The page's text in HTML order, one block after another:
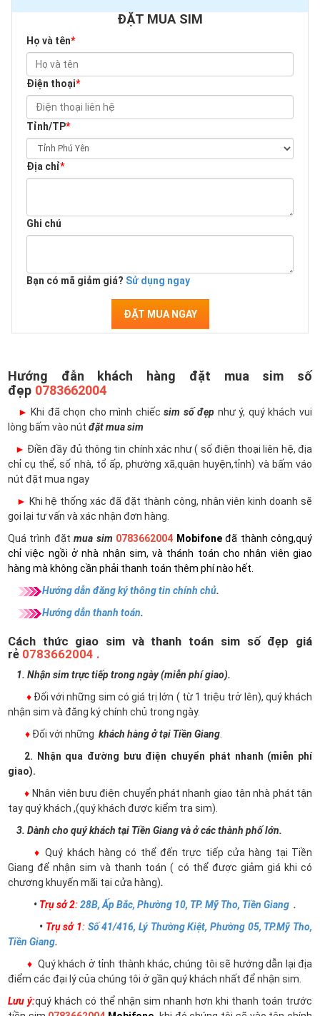
ĐẶT MUA SIM
Họ và tên*
Điện thoại*
Tỉnh/TP*
Địa chỉ*
Ghi chú
Bạn có mã giảm giá? Sử dụng ngay
ĐẶT MUA NGAY
Hướng đẫn khách hàng đặt mua sim số
đẹp 0783662004
► Khi đã chọn cho mình chiếcsim số đẹp như ý, quý khách vui
lòng bấm vào nút đặt mua sim
► Điền đầy đủ thông tin chính xác như ( số điện thoại liên hệ, địa
chỉ cụ thể, số nhà, tổ ấp, phường xã,quận huyện,tỉnh) và bấm váo
nút đặt mua ngay
► Khi hệ thống xác đã đặt thành công, nhân viên kinh doanh sẽ
gọi lại tư vấn và xác nhận đơn hàng.
Quá trình đặtmua sim 0783662004 Mobifoneđã thành công,quý
chỉ việc ngồi ở nhà nhận sim, và thánh toán cho nhân viên giao
hàng mà không cần phải thanh toán thêm phí nào hết.
Hướng dẫn đăng ký thông tin chính chủ.
Hướng dẫn thanh toán.
Cách thức giao sim và thanh toán sim số đẹp giá
rẻ 0783662004 .
1. Nhận sim trực tiếp trong ngày (miễn phí giao).
♦ Đối với những sim có giá trị lớn ( từ 1 triệu trở lên), quý khách
nhận sim và đăng ký chính chủ trong ngày.
♦ Đối với những khách hàng ở tại Tiền Giang
2. Nhận qua đường bưu điện chuyển phát nhanh (miễn phí
giao).
♦ Nhân viên bưu điện chuyển phát nhanh giao tận nhà phát tận
tay quý khách ,(quý khách được kiểm tra sim).
3. Dành cho quý khách tại Tiền Giang và ở các thành phố lớn.
♦ Quý khách hàng có thể đến trực tiếp cửa hàng tại Tiền
Giang để nhận sim và thanh toán ( có thể được giảm giá khi có
chương khuyến mãi tại cửa hàng).
• Trụ sở 2:28B, Ấp Bắc, Phường 10, TP. Mỹ Tho, Tiền Giang .
• Trụ sở 1: Số 41/416, Lý Thường Kiệt, Phường 05, TP.Mỹ Tho,
Tiền Giang.
♦ Quý khách ở tỉnh thành khác, chúng tôi sẽ hướng dẫn lại địa
điểm các đại lý của chúng tôi ở gần quý khách nhất để nhận sim.
Lưu ý:quý khách có thể nhận sim nhanh hơn khi thanh toán trước